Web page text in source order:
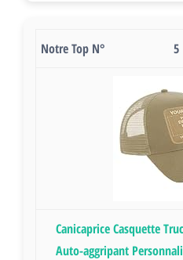
5
Canicaprice Casquette
Auto-aggripant